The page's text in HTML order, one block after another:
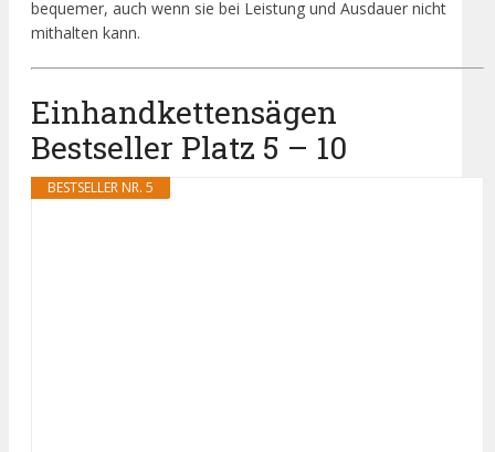
bequemer, auch wenn sie bei Leistung und Ausdauer nicht
mithalten kann.
Einhandkettensägen
Bestseller Platz 5 – 10
BESTSELLER NR. 5